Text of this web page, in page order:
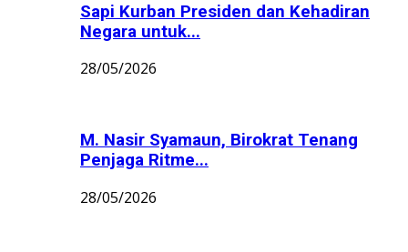
Sapi Kurban Presiden dan Kehadiran
Negara untuk...
28/05/2026
M. Nasir Syamaun, Birokrat Tenang
Penjaga Ritme...
28/05/2026